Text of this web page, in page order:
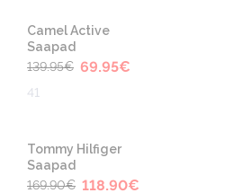
-50%
Camel Active
Saapad
139.95€ 69.95€
41
-30%
Tommy Hilfiger
Saapad
169.90€ 118.90€